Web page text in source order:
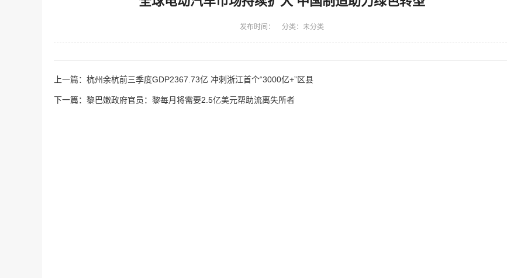
发布时间： 分类：未分类
上一篇： 杭州余杭前三季度GDP2367.73亿 冲刺浙江首个“3000亿+”区县
下一篇： 黎巴嫩政府官员：黎每月将需要2.5亿美元帮助流离失所者